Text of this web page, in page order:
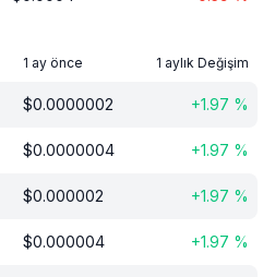
1 ay önce 1 aylık Değişim
$0.0000002 +1.97 %
$0.0000004 +1.97 %
$0.000002 +1.97 %
$0.000004 +1.97 %